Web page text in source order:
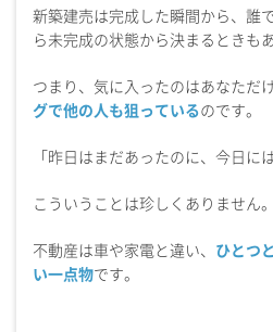
新築建売は完成した瞬間から、誰
ら未完成の状態から決まるときも
つまり、気に入ったのはあなただ
グで他の人も狙っているのです。
「昨日はまだあったのに、今日に
こういうことは珍しくありません。
不動産は車や家電と違い、 ひとつ
い一点物です。